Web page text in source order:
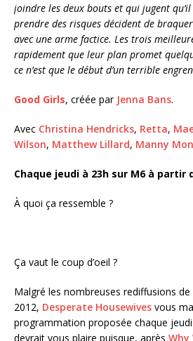
joindre les deux bouts et qui jugent
prendre des risques décident de
avec une arme factice. Les trois
rapidement que leur plan promet
ce n’est que le début d’un terrible
Good Girls, créée par Jenna Bans.
Avec Christina Hendricks, Retta,
Wilson, Matthew Lillard, Manny
Chaque jeudi à 23h sur M6 à partir
À quoi ça ressemble ?
Ça vaut le coup d’oeil ?
Malgré les nombreuses rediffusions de
2012, Desperate Housewives vous
programmation proposée chaque
devrait vous plaire puisque, après Why